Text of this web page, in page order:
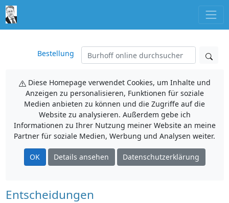
Bestellung
Diese Homepage verwendet Cookies, um Inhalte und
Anzeigen zu personalisieren, Funktionen für soziale
Medien anbieten zu können und die Zugriffe auf die
Website zu analysieren. Außerdem gebe ich
Informationen zu Ihrer Nutzung meiner Website an meine
Partner für soziale Medien, Werbung und Analysen weiter.
OK Details ansehen Datenschutzerklärung
Entscheidungen